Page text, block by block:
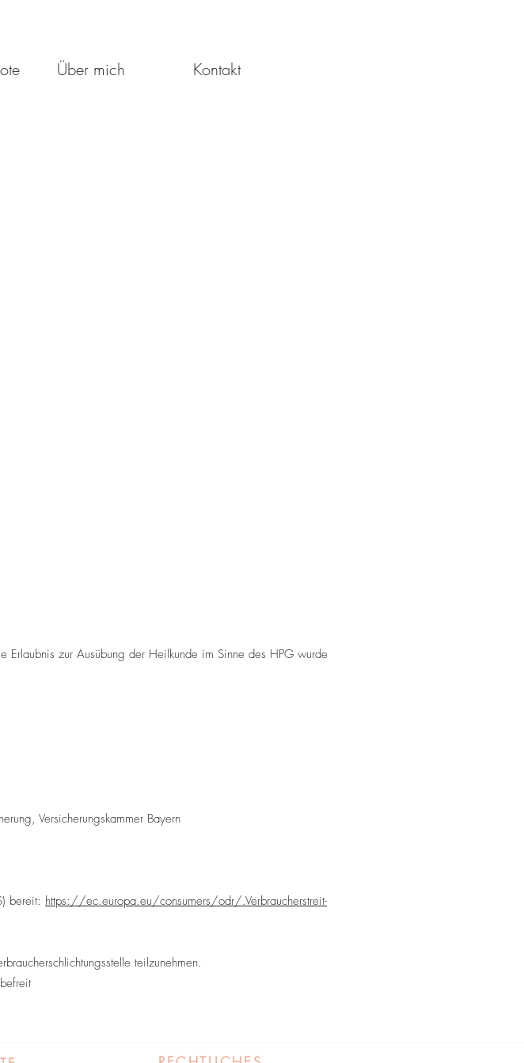
Über mich Kontakt
Erlaubnis zur Ausübung der Heilkunde im Sinne des HPG wurde
Versicherungskammer Bayern
bereit: https://ec.europa.eu/consumers/odr/.Verbraucher­streit­
teilzunehmen.